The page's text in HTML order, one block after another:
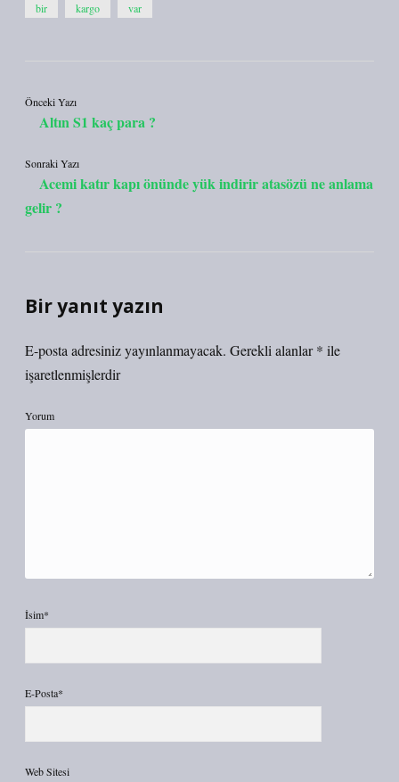
bir kargo var
Önceki Yazı
Altın S1 kaç para ?
Sonraki Yazı
Acemi katır kapı önünde yük indirir atasözü ne anlama
gelir ?
Bir yanıt yazın
E-posta adresiniz yayınlanmayacak. Gerekli alanlar* ile
işaretlenmişlerdir
Yorum
İsim*
E-Posta*
Web Sitesi